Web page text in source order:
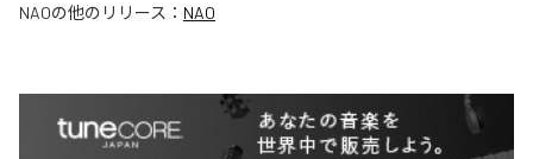
NAOの他のリリース： NAO